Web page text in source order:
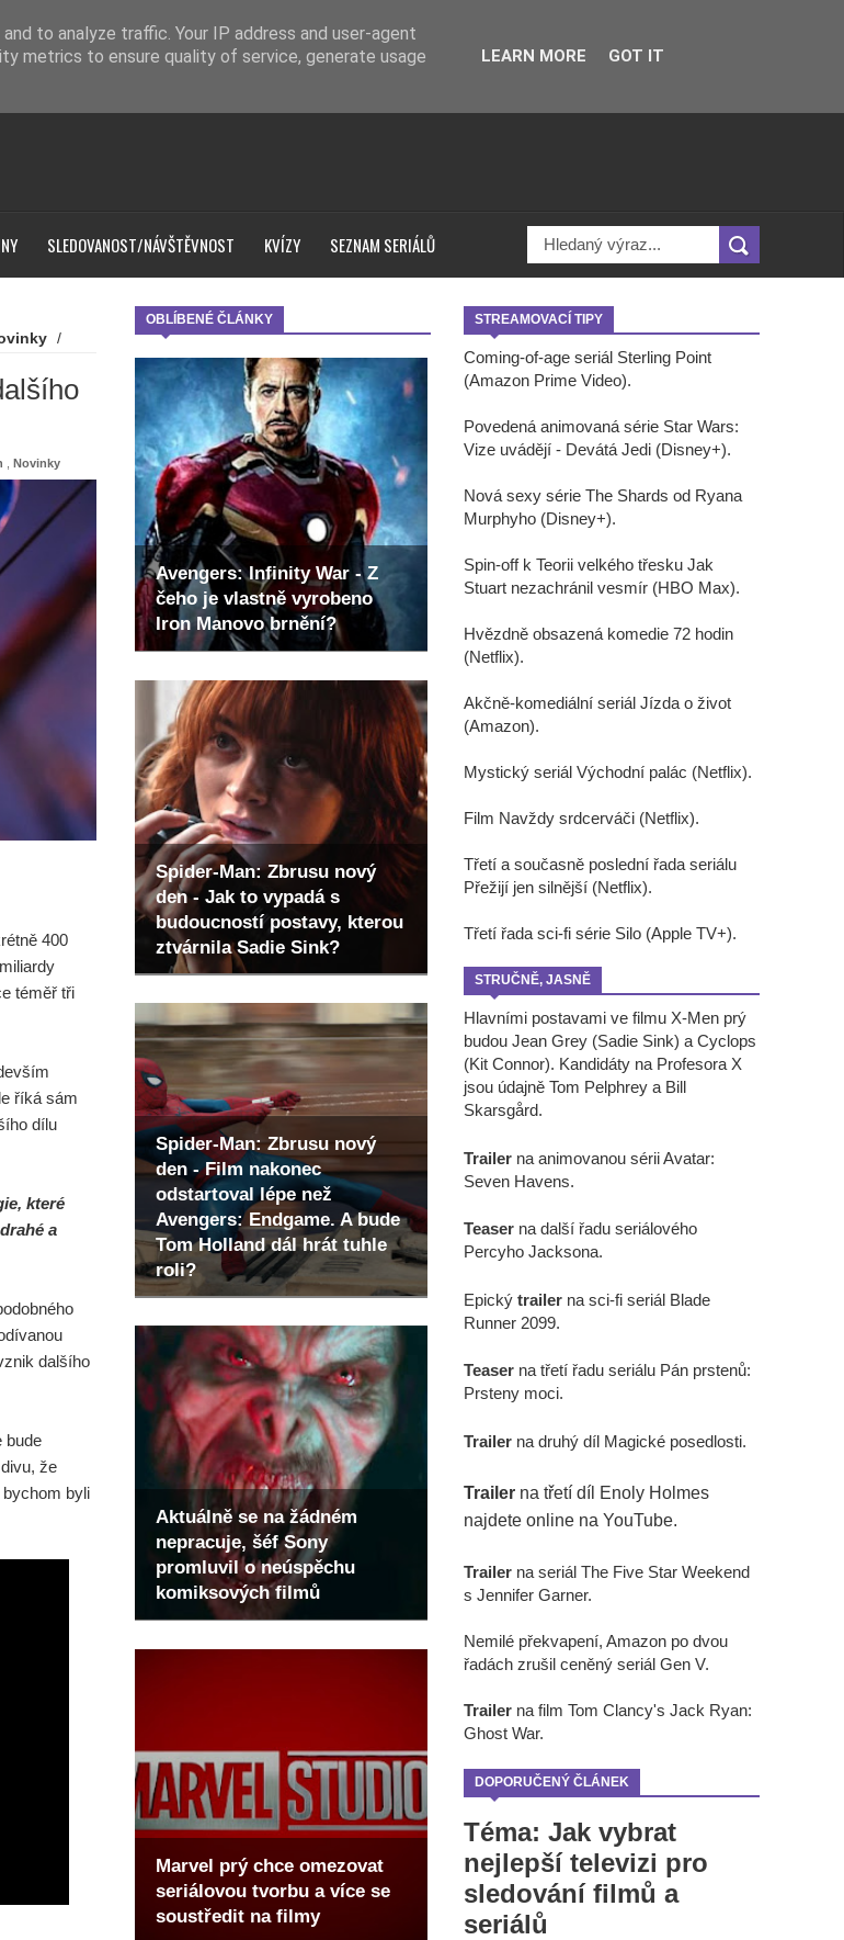
SLEDOVANOST/NÁVŠTĚVNOST KVÍZY SEZNAM SERIÁLŮ
OBLÍBENÉ ČLÁNKY
Avengers: Infinity War - Z
čeho je vlastně vyrobeno
Iron Manovo brnění?
Spider-Man: Zbrusu nový
den - Jak to vypadá s
budoucností postavy, kterou
ztvárnila Sadie Sink?
Spider-Man: Zbrusu nový
den - Film nakonec
odstartoval lépe než
Avengers: Endgame. A bude
Tom Holland dál hrát tuhle
roli?
Aktuálně se na žádném
nepracuje, šéf Sony
promluvil o neúspěchu
komiksových filmů
Marvel prý chce omezovat
seriálovou tvorbu a více se
soustředit na filmy
/
Novinky
400
téměř tři
říká sám
dílu
které
a
dalšího
bude
že
byli
STREAMOVACÍ TIPY
Coming-of-age seriál Sterling Point
(Amazon Prime Video).
Povedená animovaná série Star Wars:
Vize uvádějí - Devátá Jedi (Disney+).
Nová sexy série The Shards od Ryana
Murphyho (Disney+).
Spin-off k Teorii velkého třesku Jak
Stuart nezachránil vesmír (HBO Max).
Hvězdně obsazená komedie 72 hodin
(Netflix).
Akčně-komediální seriál Jízda o život
(Amazon).
Mystický seriál Východní palác (Netflix).
Film Navždy srdcerváči (Netflix).
Třetí a současně poslední řada seriálu
Přežijí jen silnější (Netflix).
Třetí řada sci-fi série Silo (Apple TV+).
STRUČNĚ, JASNĚ
Hlavními postavami ve filmu X-Men prý
budou Jean Grey (Sadie Sink) a Cyclops
(Kit Connor). Kandidáty na Profesora X
jsou údajně Tom Pelphrey a Bill
Skarsgård.
Trailer na animovanou sérii Avatar:
Seven Havens.
Teaser na další řadu seriálového
Percyho Jacksona.
Epický trailer na sci-fi seriál Blade
Runner 2099.
Teaser na třetí řadu seriálu Pán prstenů:
Prsteny moci.
Trailer na druhý díl Magické posedlosti.
Trailer na třetí díl Enoly Holmes
najdete online na YouTube.
Trailer na seriál The Five Star Weekend
s Jennifer Garner.
Nemilé překvapení, Amazon po dvou
řadách zrušil ceněný seriál Gen V.
Trailer na film Tom Clancy's Jack Ryan:
Ghost War.
DOPORUČENÝ ČLÁNEK
Téma: Jak vybrat
nejlepší televizi pro
sledování filmů a
seriálů
to analyze traffic. Your IP address and user-agent
metrics to ensure quality of service, generate usage
LEARN MORE GOT IT